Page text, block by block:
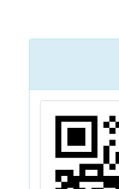
策展
訊，
踴